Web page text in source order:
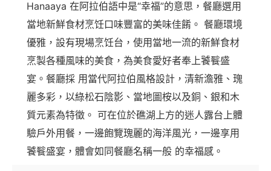
Hanaaya 在阿拉伯語中是“幸福”的意思，餐廳選用
當地新鮮食材烹饪口味豐富的美味佳餚。 餐廳環境
優雅，設有現場烹饪台，使用當地一流的新鮮食材
烹製各種風味的美食，為美食愛好者奉上饕餮盛
宴。餐廳採 用當代阿拉伯風格設計，清新澹雅、瑰
麗多彩，以綠松石陰影、當地圖桉以及銅、銀和木
質元素為特徵。 可在位於礁湖上方的迷人露台上體
驗戶外用餐，一邊飽覽瑰麗的海洋風光，一邊享用
饕餮盛宴，體會如同餐廳名稱一般 的幸福感。